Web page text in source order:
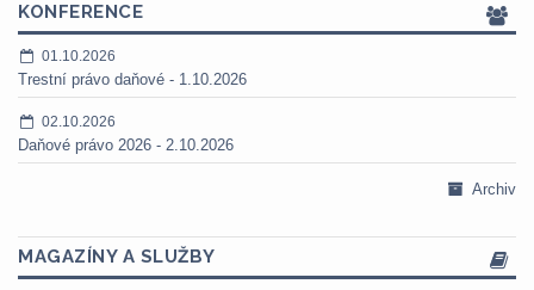
KONFERENCE
01.10.2026
Trestní právo daňové - 1.10.2026
02.10.2026
Daňové právo 2026 - 2.10.2026
Archiv
MAGAZÍNY A SLUŽBY